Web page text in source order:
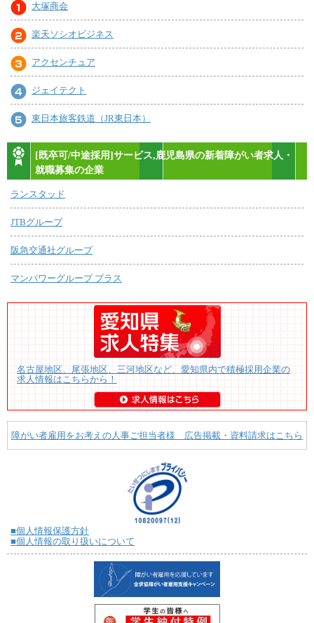
大塚商会
楽天ソシオビジネス
アクセンチュア
ジェイテクト
東日本旅客鉄道（JR東日本）
[既卒可/中途採用]サービス,鹿児島県の新着障がい者求人・
就職募集の企業
ランスタッド
JTBグループ
阪急交通社グループ
マンパワーグループ プラス
名古屋地区、尾張地区、三河地区など、愛知県内で積極採用企業の
求人情報はこちらから！
障がい者雇用をお考えの人事ご担当者様 広告掲載・資料請求はこちら
■個人情報保護方針
■個人情報の取り扱いについて